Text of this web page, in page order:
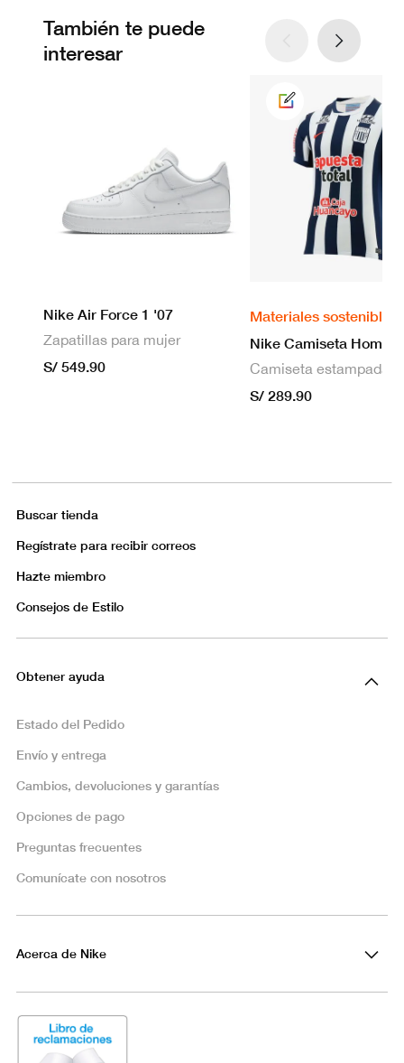
También te puede
interesar
Nike Air Force 1 '07
Zapatillas para mujer
S/ 549.90
Materiales sostenibles
S/ 289.90
Buscar tienda
Regístrate para recibir correos
Hazte miembro
Consejos de Estilo
Obtener ayuda
Estado del Pedido
Envío y entrega
Cambios, devoluciones y garantías
Opciones de pago
Preguntas frecuentes
Comunícate con nosotros
Acerca de Nike